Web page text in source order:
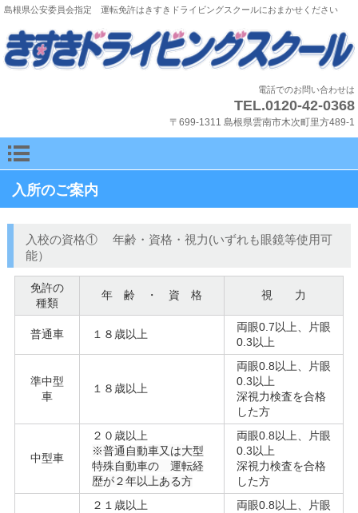
島根県公安委員会指定 運転免許はきすきドライビングスクールにおまかせください
電話でのお問い合わせは
TEL.0120-42-0368
〒699-1311 島根県雲南市木次町里方489-1
入所のご案内
入校の資格① 年齢・資格・視力(いずれも眼鏡等使用可
能）
免許の
種類
年 齢 ・ 資 格 視 力
普通車 １８歳以上
両眼0.7以上、片眼
0.3以上
準中型
車
１８歳以上
両眼0.8以上、片眼
0.3以上
深視力検査を合格
した方
中型車
２０歳以上
※普通自動車又は大型
特殊自動車の 運転経
歴が２年以上ある方
両眼0.8以上、片眼
0.3以上
深視力検査を合格
した方
２１歳以上
両眼0.8以上、片眼